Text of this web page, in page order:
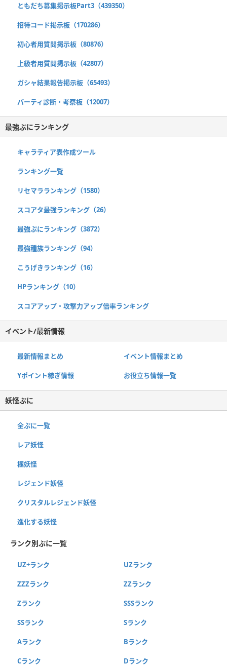
ともだち募集掲示板Part3（439350）
招待コード掲示板（170286）
初心者用質問掲示板（80876）
上級者用質問掲示板（42807）
ガシャ結果報告掲示板（65493）
パーティ診断・考察板（12007）
最強ぷにランキング
キャラティア表作成ツール
ランキング一覧
リセマラランキング（1580）
スコアタ最強ランキング（26）
最強ぷにランキング（3872）
最強種族ランキング（94）
こうげきランキング（16）
HPランキング（10）
スコアアップ・攻撃力アップ倍率ランキング
イベント/最新情報
最新情報まとめ イベント情報まとめ
Yポイント稼ぎ情報 お役立ち情報一覧
妖怪ぷに
全ぷに一覧
レア妖怪
極妖怪
レジェンド妖怪
クリスタルレジェンド妖怪
進化する妖怪
ランク別ぷに一覧
UZ+ランク UZランク
ZZZランク ZZランク
Zランク SSSランク
SSランク Sランク
Aランク Bランク
Cランク Dランク